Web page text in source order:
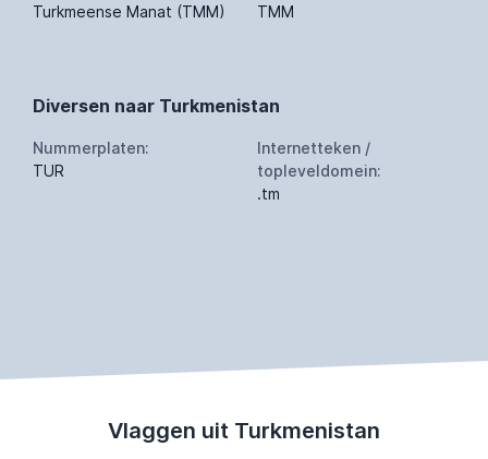
Turkmeense Manat (TMM)
TMM
Diversen naar Turkmenistan
Nummerplaten:
TUR
Internetteken /
topleveldomein:
.tm
Vlaggen uit Turkmenistan